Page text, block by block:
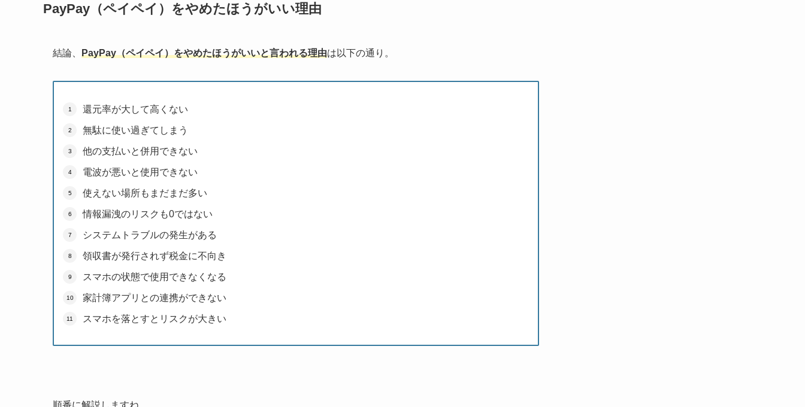
PayPay（ペイペイ）をやめたほうがいい理由
結論、 PayPay（ペイペイ）をやめたほうがいいと言われる理由は以下の通り。
還元率が大して高くない
無駄に使い過ぎてしまう
他の支払いと併用できない
電波が悪いと使用できない
使えない場所もまだまだ多い
情報漏洩のリスクも0ではない
システムトラブルの発生がある
領収書が発行されず税金に不向き
スマホの状態で使用できなくなる
家計簿アプリとの連携ができない
スマホを落とすとリスクが大きい
順番に解説しますね。